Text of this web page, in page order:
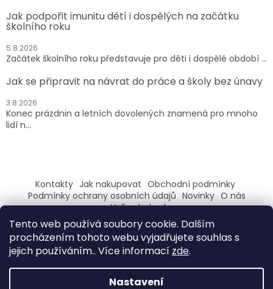
Tento web používá soubory cookie. Dalším
procházením tohoto webu vyjadřujete souhlas s
jejich používáním.. Více informací zde.
Nastavení
Jak podpořit imunitu dětí i dospělých na začátku
školního roku
5.8.2026
Začátek školního roku představuje pro děti i dospělé období ...
Jak se připravit na návrat do práce a školy bez únavy
3.8.2026
Konec prázdnin a letních dovolených znamená pro mnoho
lidí n...
Kontakty Jak nakupovat Obchodní podmínky
Podmínky ochrany osobních údajů Novinky O nás
Velkoobchod
ZAREGISTRUJ SE A ZÍSKEJ SLEVU 100,- NA PRVNÍ NÁKUP
Vytvořil Shoptet